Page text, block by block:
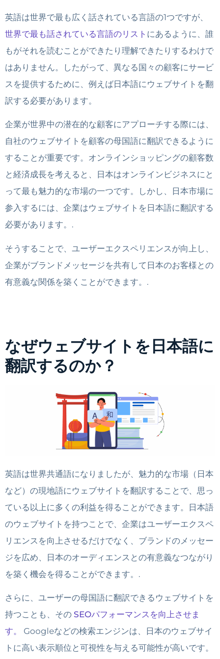
英語は世界で最も広く話されている言語の1つですが、
世界で最も話されている言語のリスト にあるように、誰
もがそれを読むことができたり理解できたりするわけで
はありません。したがって、異なる国々の顧客にサービ
スを提供するために、例えば日本語にウェブサイトを翻
訳する必要があります。
企業が世界中の潜在的な顧客にアプローチする際には、
自社のウェブサイトを顧客の母国語に翻訳できるように
することが重要です。オンラインショッピングの顧客数
と経済成長を考えると、日本はオンラインビジネスにと
って最も魅力的な市場の一つです。しかし、日本市場に
参入するには、企業はウェブサイトを日本語に翻訳する
必要があります。.
そうすることで、ユーザーエクスペリエンスが向上し、
企業がブランドメッセージを共有して日本のお客様との
有意義な関係を築くことができます。.
なぜウェブサイトを日本語に
翻訳するのか？
英語は世界共通語になりましたが、魅力的な市場（日本
など）の現地語にウェブサイトを翻訳することで、思っ
ている以上に多くの利益を得ることができます。日本語
のウェブサイトを持つことで、企業はユーザーエクスペ
リエンスを向上させるだけでなく、ブランドのメッセー
ジを広め、日本のオーディエンスとの有意義なつながり
を築く機会を得ることができます。.
さらに、ユーザーの母国語に翻訳できるウェブサイトを
持つことも、その SEOパフォーマンスを向上させま
す。
Googleなどの検索エンジンは、日本のウェブサイ
トに高い表示順位と可視性を与える可能性が高いです。